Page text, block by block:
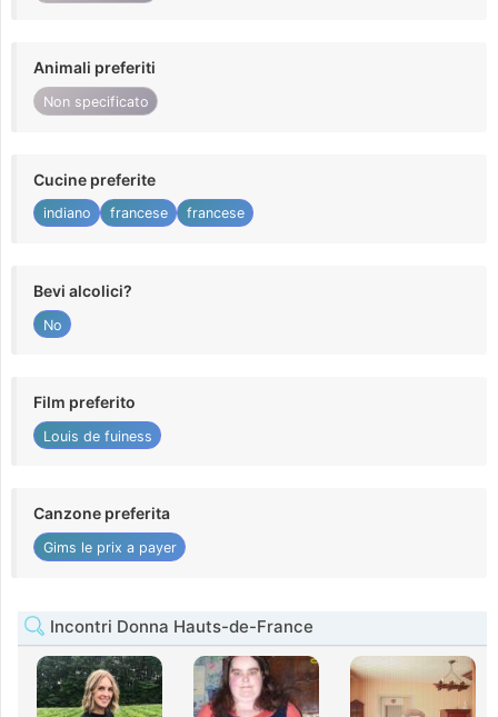
Animali preferiti
Non specificato
Cucine preferite
indiano francese francese
Bevi alcolici?
No
Film preferito
Louis de fuiness
Canzone preferita
Gims le prix a payer
Incontri Donna Hauts-de-France